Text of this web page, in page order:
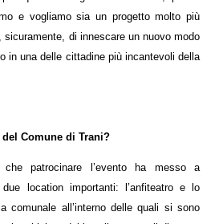
e vogliamo sia un progetto molto più
sicuramente, di innescare un nuovo modo
in una delle cittadine più incantevoli della
Comune di Trani?
patrocinare l’evento ha messo a
location importanti: l’anfiteatro e lo
comunale all’interno delle quali si sono